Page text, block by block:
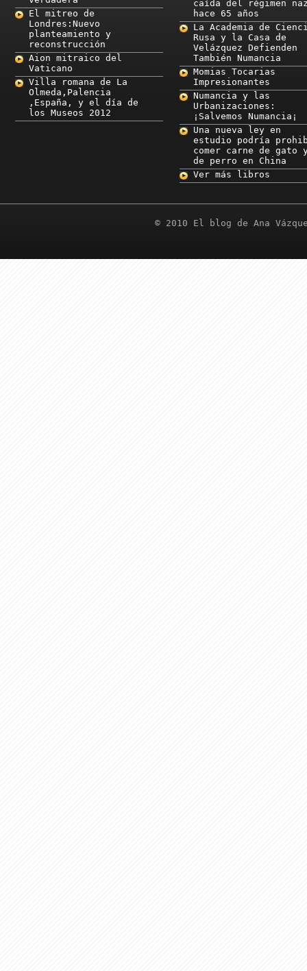
El mitreo de
Londres:Nuevo
planteamiento y
reconstrucción
Aion mitraico del
Vaticano
Villa romana de La
Olmeda,Palencia
,España, y el día de
los Museos 2012
caída del régimen
hace 65 años
La Academia de
Rusa y la Casa de
Velázquez Defienden
También Numancia
Momias Tocarias
Impresionantes
Numancia y las
Urbanizaciones:
¡Salvemos Numancia¡
Una nueva ley en
estudio podría
comer carne de gato
de perro en China
Ver más libros
© 2010 El blog de Ana